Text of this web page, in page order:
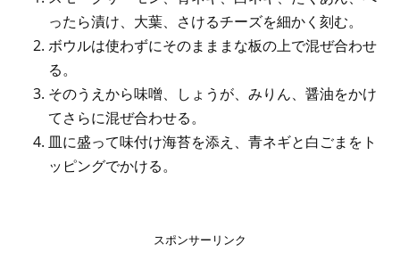
ったら漬け、大葉、さけるチーズを細かく刻む。
ボウルは使わずにそのまままな板の上で混ぜ合わせ
る。
そのうえから味噌、しょうが、みりん、醤油をかけ
てさらに混ぜ合わせる。
皿に盛って味付け海苔を添え、青ネギと白ごまをト
ッピングでかける。
スポンサーリンク